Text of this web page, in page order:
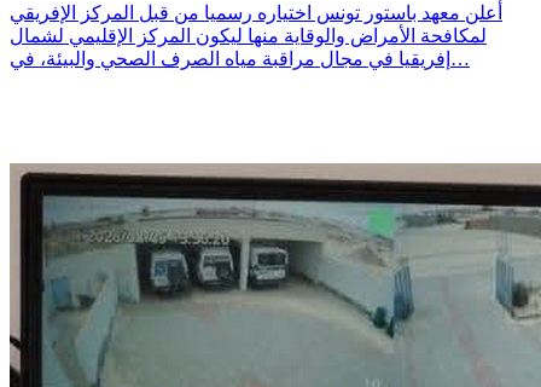
أعلن معهد باستور تونس اختياره رسميا من قبل المركز الإفريقي
لمكافحة الأمراض والوقاية منها ليكون المركز الإقليمي لشمال
إفريقيا في مجال مراقبة مياه الصرف الصحي والبيئة، في…